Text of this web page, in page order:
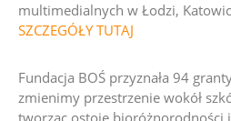
multimedialnych w Łodzi,
SZCZEGÓŁY TUTAJ
Fundacja BOŚ przyznała 94
zmienimy przestrzenie wokół
tworząc ostoje bioróżnorodności